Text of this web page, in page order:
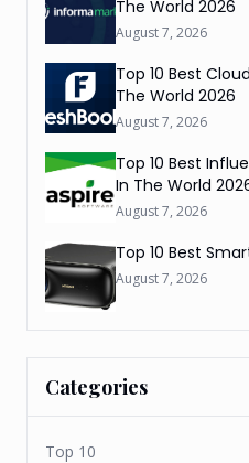
The World 2026
August 7, 2026
Top 10 Best
The World 2026
August 7, 2026
Top 10 Best
In The World
August 7, 2026
Top 10 Best
August 7, 2026
Categories
Top 10